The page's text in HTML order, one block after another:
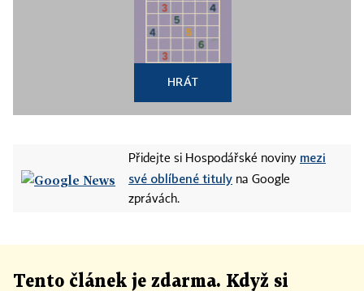
HRÁT
Přidejte si Hospodářské noviny mezi
své oblíbené tituly na Google
zprávách.
Tento článek je zdarma. Když si